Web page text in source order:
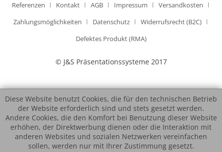
Referenzen
Kontakt AGB Impressum
Versandkosten
Zahlungsmöglichkeiten
Datenschutz
Widerrufsrecht (B2C)
Defektes Produkt (RMA)
© J&S Präsentationssysteme 2017
Diese Website benutzt Cookies, die für den technischen Betrieb
der Website erforderlich sind und stets gesetzt werden.
Andere Cookies, die den Komfort bei Benutzung dieser Website
erhöhen, der Direktwerbung dienen oder die Interaktion mit
anderen Websites und sozialen Netzwerken vereinfachen
sollen, werden nur mit Ihrer Zustimmung gesetzt.